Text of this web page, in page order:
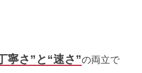
寧さ”と“速さ”の両立で